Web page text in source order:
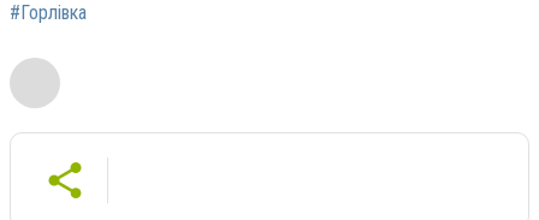
#Горлівка